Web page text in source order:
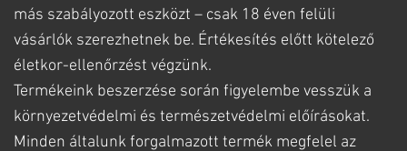
más szabályozott eszközt – csak 18 éven felüli
vásárlók szerezhetnek be. Értékesítés előtt kötelező
életkor-ellenőrzést végzünk.
Termékeink beszerzése során figyelembe vesszük a
környezetvédelmi és természetvédelmi előírásokat.
Minden általunk forgalmazott termék megfelel az